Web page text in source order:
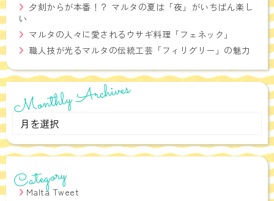
夕刻からが本番！？ マルタの夏は「夜」がいちばん楽し
い
マルタの人々に愛されるウサギ料理「フェネック」
職人技が光るマルタの伝統工芸「フィリグリー」の魅力
Monthly Archives
Monthly
Archives
Category
Malta Tweet